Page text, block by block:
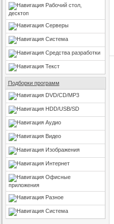
Рабочий стол,
десктоп
Серверы
Система
Средства разработки
Текст
Подборки программ
DVD/CD/MP3
HDD/USB/SD
Аудио
Видео
Изображения
Интернет
Офисные
приложения
Разное
Система